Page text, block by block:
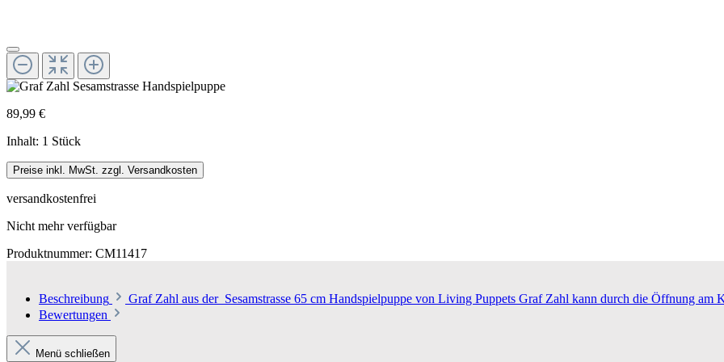
89,99 €
Inhalt: 1 Stück
Preise inkl. MwSt. zzgl. Versandkosten
versandkostenfrei
Nicht mehr verfügbar
Produktnummer: CM11417
Beschreibung Graf Zahl aus der Sesamstrasse 65 cm Handspielpuppe von Living Puppets Graf Zahl kann durch die Öffnung
Bewertungen
Menü schließen